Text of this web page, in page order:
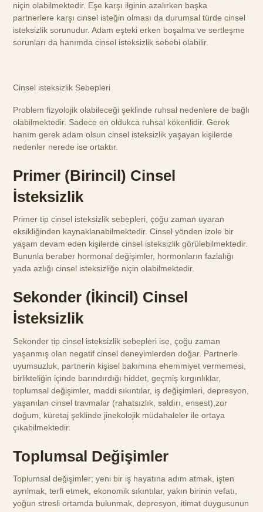
niçin olabilmektedir. Eşe karşı ilginin azalırken başka
partnerlere karşı cinsel isteğin olması da durumsal türde cinsel
isteksizlik sorunudur. Adam eşteki erken boşalma ve sertleşme
sorunları da hanımda cinsel isteksizlik sebebi olabilir.
Cinsel isteksizlik Sebepleri
Problem fizyolojik olabileceği şeklinde ruhsal nedenlere de bağlı
olabilmektedir. Sadece en oldukca ruhsal kökenlidir. Gerek
hanım gerek adam olsun cinsel isteksizlik yaşayan kişilerde
nedenler nerede ise ortaktır.
Primer (Birincil) Cinsel
İsteksizlik
Primer tip cinsel isteksizlik sebepleri, çoğu zaman uyaran
eksikliğinden kaynaklanabilmektedir. Cinsel yönden izole bir
yaşam devam eden kişilerde cinsel isteksizlik görülebilmektedir.
Bununla beraber hormonal değişimler, hormonların fazlalığı
yada azlığı cinsel isteksizliğe niçin olabilmektedir.
Sekonder (İkincil) Cinsel
İsteksizlik
Sekonder tip cinsel isteksizlik sebepleri ise, çoğu zaman
yaşanmış olan negatif cinsel deneyimlerden doğar. Partnerle
uyumsuzluk, partnerin kişisel bakımına ehemmiyet vermemesi,
birlikteliğin içinde barındırdığı hiddet, geçmiş kırgınlıklar,
toplumsal değişimler, maddi sıkıntılar, iş değişimleri, depresyon,
yaşanılan cinsel travmalar (rahatsızlık, saldırı, ensest),zor
doğum, küretaj şeklinde jinekolojik müdahaleler ile ortaya
çıkabilmektedir.
Toplumsal Değişimler
Toplumsal değişimler; yeni bir iş hayatına adım atmak, işten
ayrılmak, terfi etmek, ekonomik sıkıntılar, yakın birinin vefatı,
yoğun stresli ortamda bulunmak, depresyon, itimat duygusunun